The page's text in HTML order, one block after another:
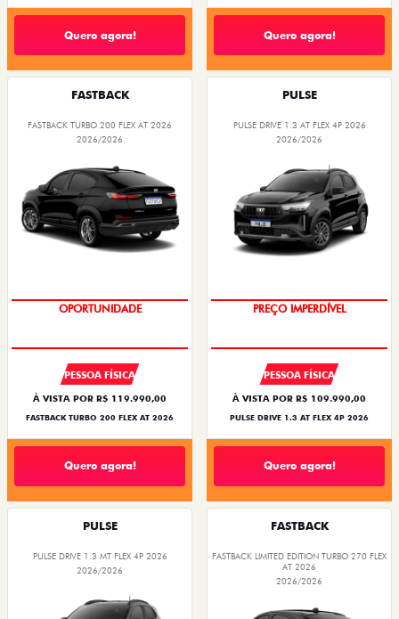
Quero agora! Quero agora!
FASTBACK
FASTBACK TURBO 200 FLEX AT 2026
2026/2026
OPORTUNIDADE
PESSOA FÍSICA
À VISTA POR R$ 119.990,00
FASTBACK TURBO 200 FLEX AT 2026
Quero agora!
PULSE
PULSE DRIVE 1.3 AT FLEX 4P 2026
2026/2026
PREÇO IMPERDÍVEL
PESSOA FÍSICA
À VISTA POR R$ 109.990,00
PULSE DRIVE 1.3 AT FLEX 4P 2026
Quero agora!
PULSE
PULSE DRIVE 1.3 MT FLEX 4P 2026
2026/2026
FASTBACK
FASTBACK LIMITED EDITION TURBO 270 FLEX
AT 2026
2026/2026